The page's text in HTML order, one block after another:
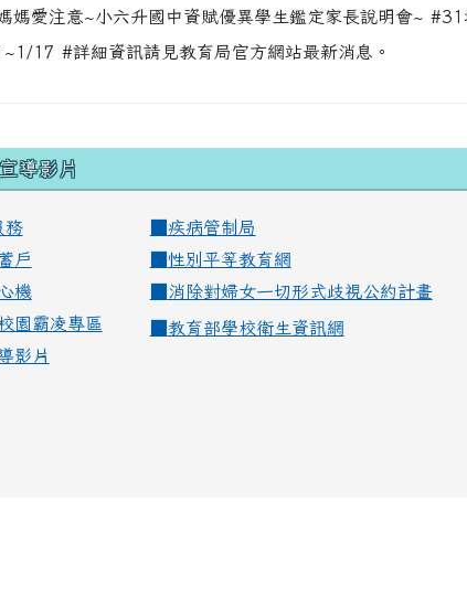
媽愛注意~小六升國中資賦優異學生鑑定家長說明會~
17 #詳細資訊請見教育局官方網站最新消息。
導影片
務 疾病管制局
戶 性別平等教育網
機
消除對婦女一切形式歧視公約計畫
園霸凌專區
教育部學校衛生資訊網
影片